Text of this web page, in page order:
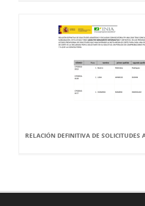
RELACIÓN DEFINITIVA DE SOLICITUDES